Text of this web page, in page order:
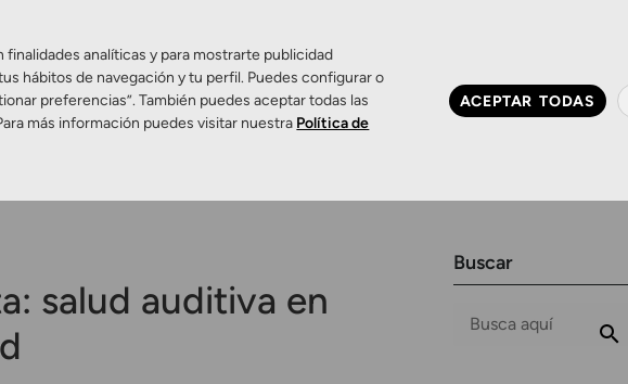
Ojo seco Control de miopía Contactología avanzada
salud auditiva en
Buscar
analíticas y para mostrarte publicidad
hábitos de navegación y tu perfil. Puedes configurar o
preferencias”. También puedes aceptar todas las
más información puedes visitar nuestra Política de
ACEPTAR TODAS